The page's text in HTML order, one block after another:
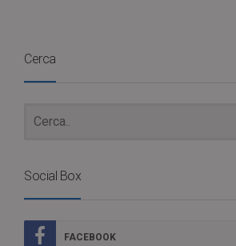
Cerca
Social Box
FACEBOOK